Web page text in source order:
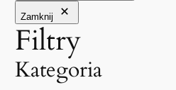
Zamknij
Filtry
Kategoria